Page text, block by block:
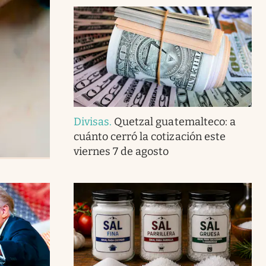
Divisas. Quetzal guatemalteco: a
cuánto cerró la cotización este
viernes 7 de agosto